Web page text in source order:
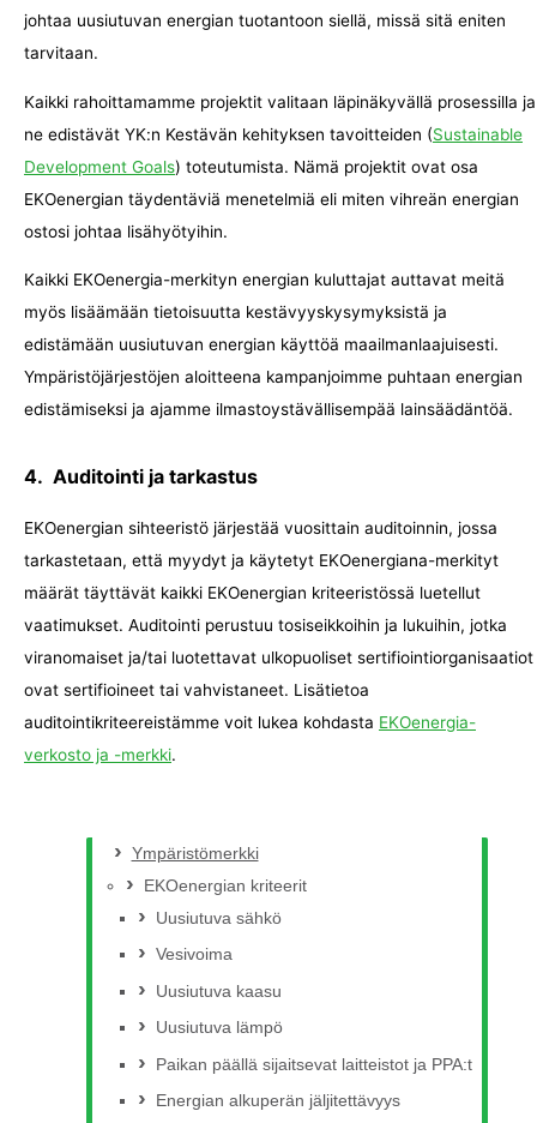
johtaa uusiutuvan energian tuotantoon siellä, missä sitä eniten
tarvitaan.
Kaikki rahoittamamme projektit valitaan läpinäkyvällä prosessilla ja
ne edistävät YK:n Kestävän kehityksen tavoitteiden (Sustainable
Development Goals) toteutumista. Nämä projektit ovat osa
EKOenergian täydentäviä menetelmiä eli miten vihreän energian
ostosi johtaa lisähyötyihin.
Kaikki EKOenergia-merkityn energian kuluttajat auttavat meitä
myös lisäämään tietoisuutta kestävyyskysymyksistä ja
edistämään uusiutuvan energian käyttöä maailmanlaajuisesti.
Ympäristöjärjestöjen aloitteena kampanjoimme puhtaan energian
edistämiseksi ja ajamme ilmastoystävällisempää lainsäädäntöä.
4. Auditointi ja tarkastus
EKOenergian sihteeristö järjestää vuosittain auditoinnin, jossa
tarkastetaan, että myydyt ja käytetyt EKOenergiana-merkityt
määrät täyttävät kaikki EKOenergian kriteeristössä luetellut
vaatimukset. Auditointi perustuu tosiseikkoihin ja lukuihin, jotka
viranomaiset ja/tai luotettavat ulkopuoliset sertifiointiorganisaatiot
ovat sertifioineet tai vahvistaneet. Lisätietoa
auditointikriteereistämme voit lukea kohdasta EKOenergia-
verkosto ja -merkki.
Ympäristömerkki
EKOenergian kriteerit
Uusiutuva sähkö
Vesivoima
Uusiutuva kaasu
Uusiutuva lämpö
Paikan päällä sijaitsevat laitteistot ja PPA:t
Energian alkuperän jäljitettävyys